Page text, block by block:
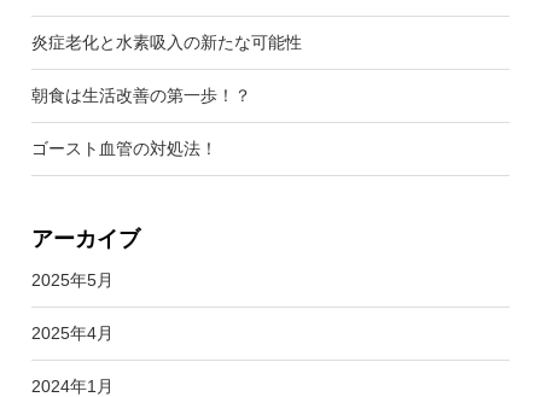
炎症老化と水素吸入の新たな可能性
朝食は生活改善の第一歩！？
ゴースト血管の対処法！
アーカイブ
2025年5月
2025年4月
2024年1月